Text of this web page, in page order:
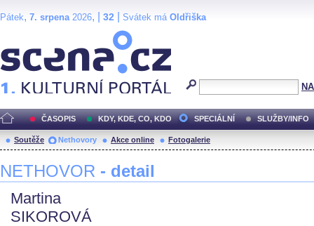
Pátek, 7. srpena2026, | 32 Svátek má Oldřiška
ČASOPIS KDY, KDE, CO, KDO SPECIÁLNÍ SLUŽBY/INFO
Soutěže Nethovory Akce online Fotogalerie
NETHOVOR - detail
Martina
SIKOROVÁ